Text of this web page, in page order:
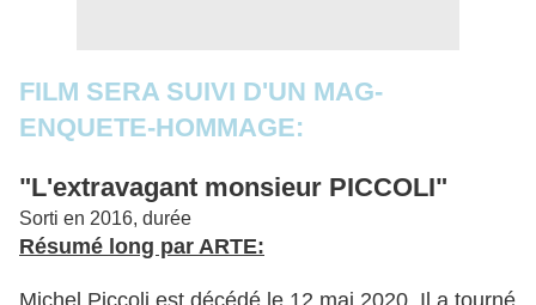
FILM SERA SUIVI D'UN MAG-
ENQUETE-HOMMAGE:
"L'extravagant monsieur PICCOLI"
Sorti en 2016, durée
Résumé long par ARTE: